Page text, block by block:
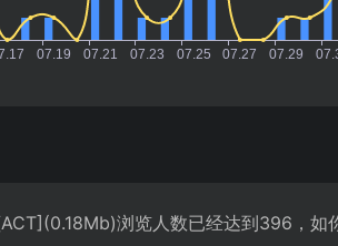
浏览人数已经达到396，如